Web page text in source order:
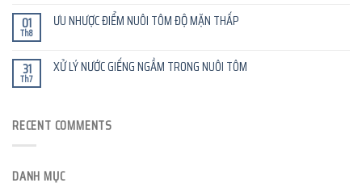
01
Th8
ƯU NHƯỢC ĐIỂM NUÔI TÔM ĐỘ MẶN THẤP
31
Th7
XỬ LÝ NƯỚC GIẾNG NGẦM TRONG NUÔI TÔM
RECENT COMMENTS
DANH MỤC